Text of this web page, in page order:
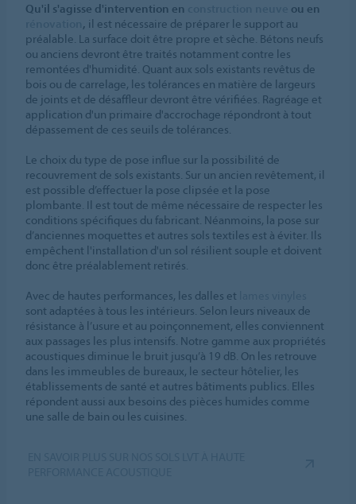
Qu'il s'agisse d'intervention en
ou en
, il est nécessaire de préparer le support au
préalable. La surface doit être propre et sèche. Bétons neufs
ou anciens devront être traités notamment contre les
remontées d'humidité. Quant aux sols existants revêtus de
bois ou de carrelage, les tolérances en matière de largeurs
de joints et de désaffleur devront être vérifiées. Ragréage et
application d'un primaire d'accrochage répondront à tout
dépassement de ces seuils de tolérances.
Le choix du type de pose influe sur la possibilité de
recouvrement de sols existants. Sur un ancien revêtement, il
est possible d’effectuer la pose clipsée et la pose
plombante. Il est tout de même nécessaire de respecter les
conditions spécifiques du fabricant. Néanmoins, la pose sur
d’anciennes moquettes et autres sols textiles est à éviter. Ils
empêchent l'installation d'un sol résilient souple et doivent
donc être préalablement retirés.
Avec de hautes performances, les dalles et
sont adaptées à tous les intérieurs. Selon leurs niveaux de
résistance à l’usure et au poinçonnement, elles conviennent
aux passages les plus intensifs. Notre gamme aux propriétés
acoustiques diminue le bruit jusqu’à 19 dB. On les retrouve
dans les immeubles de bureaux, le secteur hôtelier, les
établissements de santé et autres bâtiments publics. Elles
répondent aussi aux besoins des pièces humides comme
une salle de bain ou les cuisines.